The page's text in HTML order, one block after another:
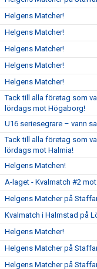
Helgens Matcher!
Helgens Matcher!
Helgens Matcher!
Helgens Matcher!
Helgens Matcher!
Tack till alla företag som
lördags mot Högaborg!
U16 seriesegrare – vann
Tack till alla företag som
lördags mot Halmia!
Helgens Matchen!
A-laget - Kvalmatch #2
Helgens Matcher på
Kvalmatch i Halmstad på
Helgens Matcher!
Helgens Matcher på
Helgens Matcher på